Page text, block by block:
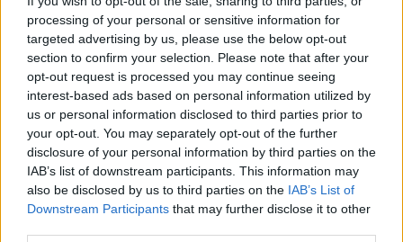
processing of your personal or sensitive information for
targeted advertising by us, please use the below opt-out
section to confirm your selection. Please note that after your
opt-out request is processed you may continue seeing
interest-based ads based on personal information utilized by
us or personal information disclosed to third parties prior to
your opt-out. You may separately opt-out of the further
disclosure of your personal information by third parties on the
IAB’s list of downstream participants. This information may
also be disclosed by us to third parties on the IAB’s List of
Downstream Participants that may further disclose it to other